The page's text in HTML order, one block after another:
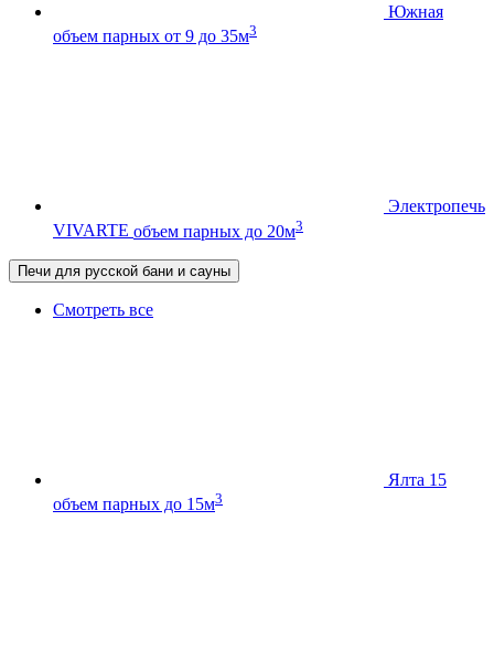
Южная
объем парных от 9 до 35м3
Электропечь
VIVARTE объем парных до 20м3
Печи для русской бани и сауны
Смотреть все
Ялта 15
объем парных до 15м3